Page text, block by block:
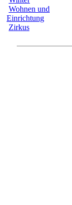
Wohnen und
Einrichtung
Zirkus